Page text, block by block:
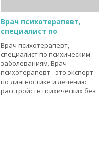
Врач психотерапевт,
специалист по
Врач психотерапевт,
специалист по психическим
заболеваниям. Врач-
психотерапевт - это эксперт
по диагностике и лечению
расстройств психических без